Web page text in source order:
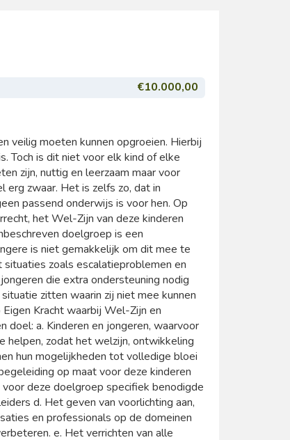
€10.000,00
veilig moeten kunnen opgroeien. Hierbij
Toch is dit niet voor elk kind of elke
zijn, nuttig en leerzaam maar voor
erg zwaar. Het is zelfs zo, dat in
passend onderwijs is voor hen. Op
het Wel-Zijn van deze kinderen
doelgroep is een
is niet gemakkelijk om dit mee te
zoals escalatieproblemen en
die extra ondersteuning nodig
zitten waarin zij niet mee kunnen
Kracht waarbij Wel-Zijn en
doel: a. Kinderen en jongeren, waarvoor
helpen, zodat het welzijn, ontwikkeling
hun mogelijkheden tot volledige bloei
op maat voor deze kinderen
deze doelgroep specifiek benodigde
d. Het geven van voorlichting aan,
en professionals op de domeinen
e. Het verrichten van alle